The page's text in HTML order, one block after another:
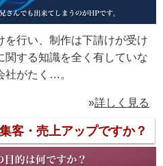
を行い、制作は下請けが受け
する知識を全く有していな
社がたく…。
»詳しく見る
客・売上アップですか？